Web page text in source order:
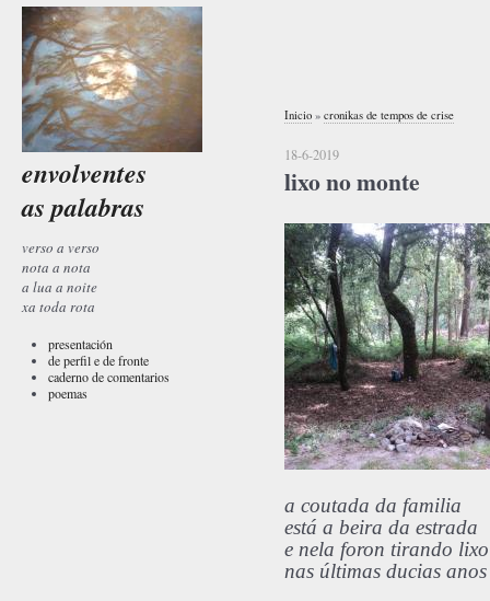
envolventes
as palabras
verso a verso
nota a nota
a lua a noite
xa toda rota
presentación
de perfil e de fronte
caderno de comentarios
poemas
Inicio » cronikas de tempos de crise
18-6-2019
lixo no monte
a coutada da familia
está a beira da estrada
e nela foron tirando lixo
nas últimas ducias anos